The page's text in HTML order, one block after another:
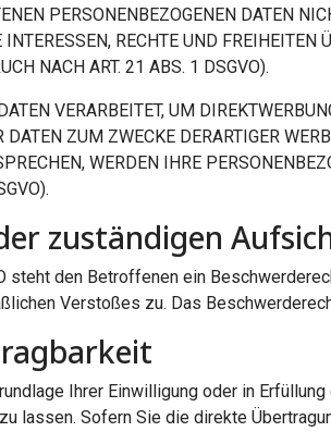
PERSONENBEZOGENEN DATEN
RECHTE UND
NACH ART. 21 ABS. 1 DSGVO).
VERARBEITET, UM
DATEN ZUM ZWECKE DERARTIGER
WERDEN IHRE
zuständigen
steht den Betroffenen ein
Verstoßes zu. Das
Ihrer Einwilligung oder in
lassen. Sofern Sie die direkte